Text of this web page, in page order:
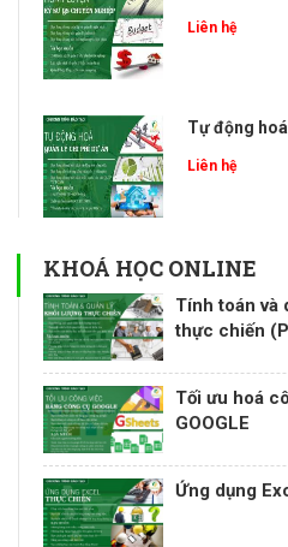
Liên hệ
Tự động
Liên hệ
KHOÁ HỌC ONLINE
Tính toán và
thực chiến
Tối ưu hoá
GOOGLE
Ứng dụng